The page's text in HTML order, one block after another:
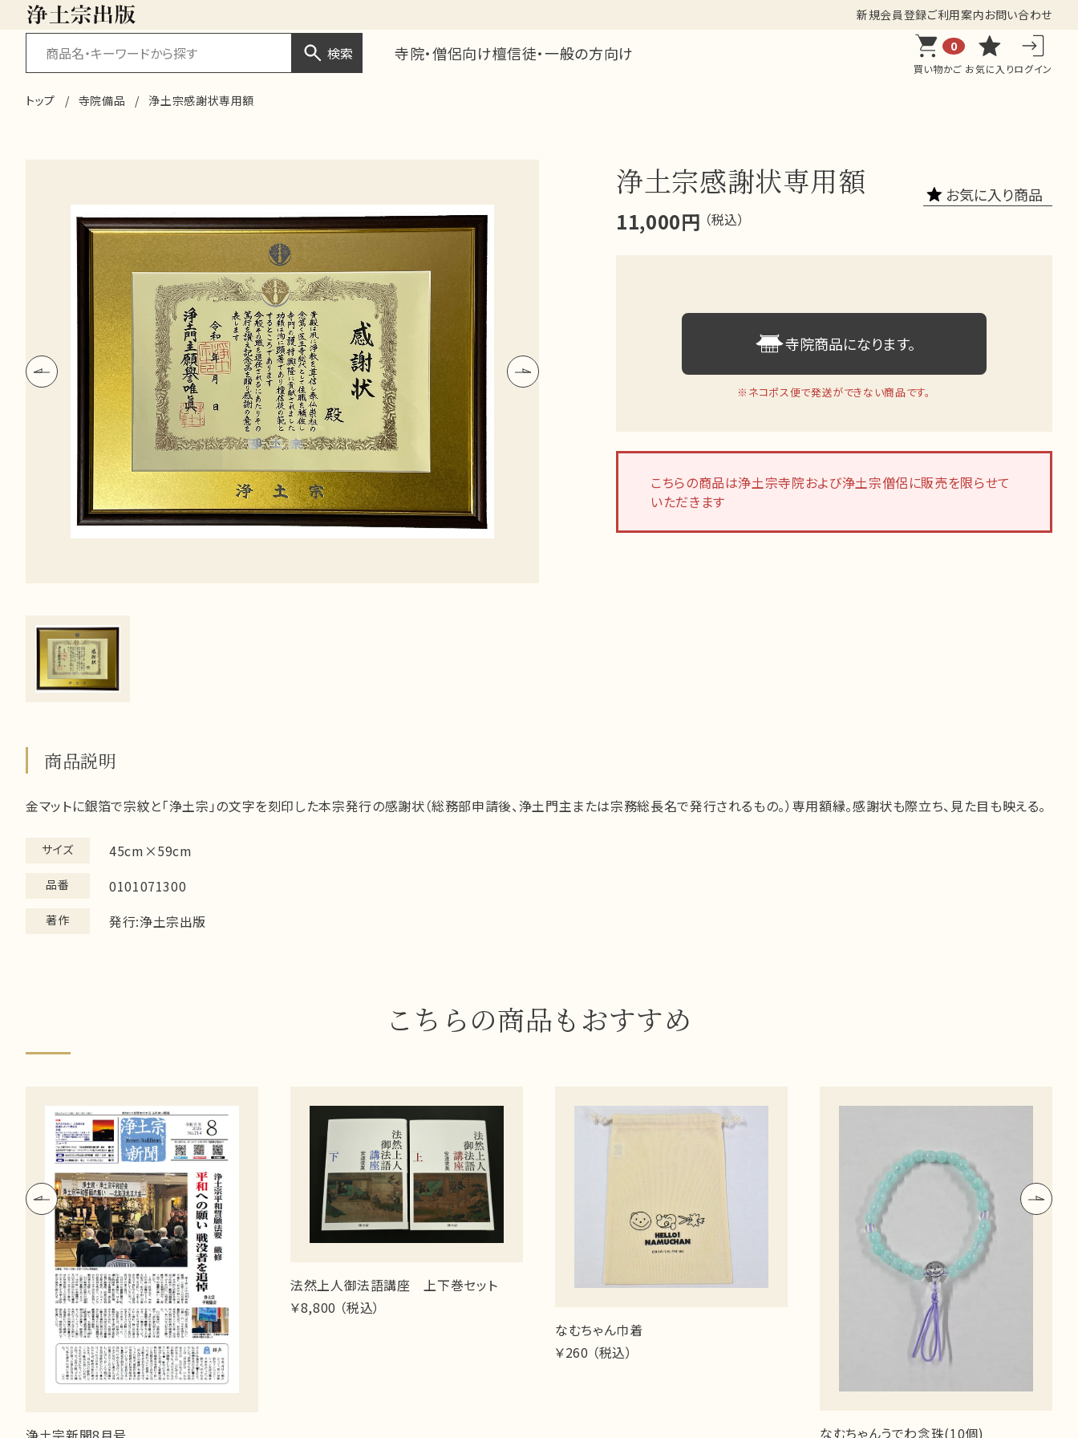
新規会員登録ご利用案内お問い合わせ
検索 寺院・僧侶向け檀信徒・一般の方向け 0
買い物かご お気に入りログイン
トップ 寺院備品 浄土宗感謝状専用額
浄土宗感謝状専用額
11,000円 （税込）
お気に入り商品
寺院商品になります。
※ネコポス便で発送ができない商品です。
こちらの商品は浄土宗寺院および浄土宗僧侶に販売を限らせて
いただきます
商品説明
金マットに銀箔で宗紋と「浄土宗」の文字を刻印した本宗発行の感謝状（総務部申請後、浄土門主または宗務総長名で発行されるもの。）専用額縁。感謝状も際立ち、見た目も映える。
サイズ 45cm×59cm
品番 0101071300
著作 発行:浄土宗出版
こちらの商品もおすすめ
法然上人御法語講座 上下巻セット
￥8,800 （税込）
なむちゃん巾着
￥260 （税込）
なむちゃんうでわ念珠(10個)